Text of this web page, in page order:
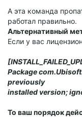
А эта команда
работал правильно.
Альтернативный
Если у вас
Package
previously
installed version;
То ваш порядок